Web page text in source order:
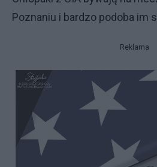
Poznaniu i bardzo podoba im
Reklama